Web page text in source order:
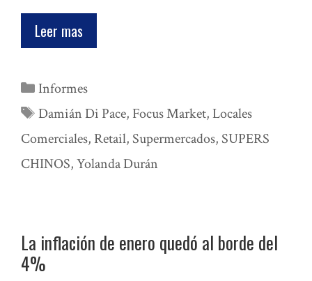
Leer mas
Categorías
Informes
Etiquetas
Damián Di Pace, Focus Market,Locales
Comerciales, Retail, Supermercados, SUPERS
CHINOS,Yolanda Durán
La inflación de enero quedó al borde del
4%